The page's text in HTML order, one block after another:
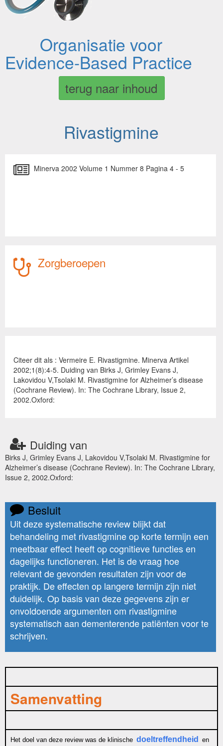
Organisatie voor
Evidence-Based Practice
terug naar inhoud
Rivastigmine
Minerva 2002 Volume 1 Nummer 8 Pagina 4 - 5
Zorgberoepen
Citeer dit als : Vermeire E. Rivastigmine. Minerva Artikel
2002;1(8):4-5. Duiding van Birks J, Grimley Evans J,
Lakovidou V,Tsolaki M. Rivastigmine for Alzheimer’s disease
(Cochrane Review). In: The Cochrane Library, Issue 2,
2002.Oxford:
Duiding van
Birks J, Grimley Evans J, Lakovidou V,Tsolaki M. Rivastigmine for
Alzheimer’s disease (Cochrane Review). In: The Cochrane Library,
Issue 2, 2002.Oxford:
Besluit
Uit deze systematische review blijkt dat
behandeling met rivastigmine op korte termijn een
meetbaar effect heeft op cognitieve functies en
dagelijks functioneren. Het is de vraag hoe
relevant de gevonden resultaten zijn voor de
praktijk. De effecten op langere termijn zijn niet
duidelijk. Op basis van deze gegevens zijn er
onvoldoende argumenten om rivastigmine
systematisch aan dementerende patiënten voor te
schrijven.
Samenvatting
Het doel van deze review was de klinische doeltreffendheid
en